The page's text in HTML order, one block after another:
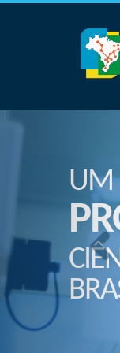
UM